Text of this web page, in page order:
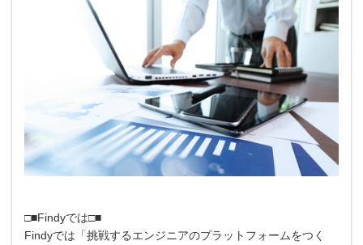
□■Findyでは□■
Findyでは「挑戦するエンジニアのプラットフォームをつく